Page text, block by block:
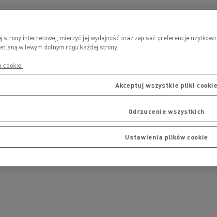
internetowej, mierzyć jej wydajność oraz zapisać preferencje
w lewym dolnym rogu każdej strony.
cookie.
Akceptuj wszystkie pliki
Odrzucenie wszystkich
Ustawienia plików cookie